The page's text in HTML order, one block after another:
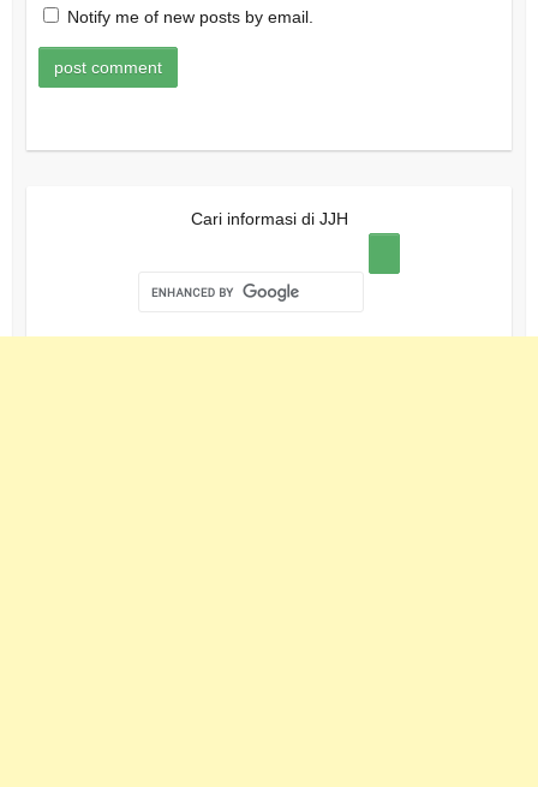
Notify me of new posts by email.
Cari informasi di JJH